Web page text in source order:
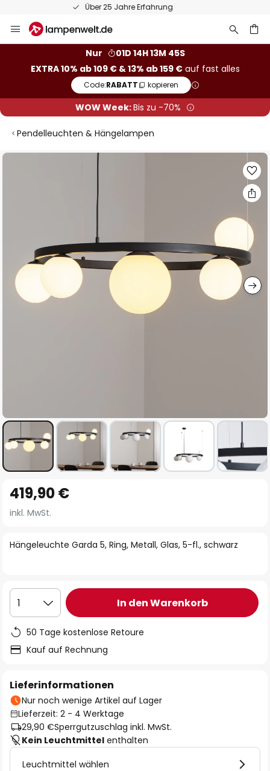
50 Tage kostenlose Retoure
Inhalt
Nur
01D 14H 13M 45S
EXTRA 10% ab 109 € & 13% ab 159 €auf fast alles
Code:RABATT kopieren
WOW Week:Bis zu -70%
Pendelleuchten & Hängelampen
Zum
Anfang
der
springen
Hängeleuchte Garda 5, Ring, Metall, Glas, 5-fl., schwarz
419,90 €
inkl. MwSt.
1 In den Warenkorb
50 Tage kostenlose Retoure
Kauf auf Rechnung
Lieferinformationen
Nur noch wenige Artikel auf Lager
Lieferzeit: 2 - 4 Werktage
29,90 €Sperrgutzuschlag inkl. MwSt.
Kein Leuchtmittel enthalten
Leuchtmittel wählen